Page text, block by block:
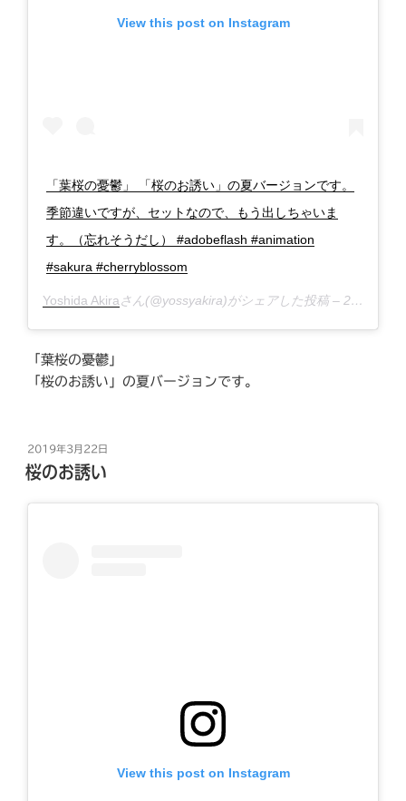
View this post on Instagram
「葉桜の憂鬱」 「桜のお誘い」の夏バージョンです。
季節違いですが、セットなので、もう出しちゃいま
す。（忘れそうだし） #adobeflash #animation
#sakura #cherryblossom
Yoshida Akiraさん(@yossyakira)がシェアした投稿 – 2019年 3月月20日午後9時46分PDT
「葉桜の憂鬱」
「桜のお誘い」の夏バージョンです。
投
稿
日:
2019年3月22日
桜のお誘い
View this post on Instagram